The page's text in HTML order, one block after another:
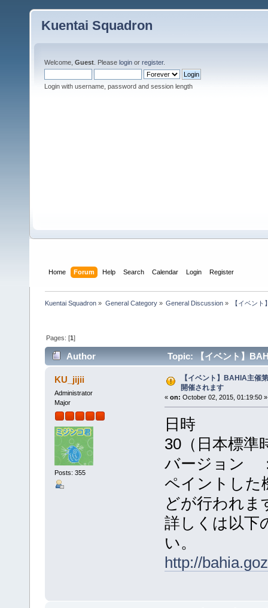
Kuentai Squadron
Welcome, Guest . Please login or register.
Login with username, password and session length
Home Forum Help Search Calendar Login Register
Kuentai Squadron » General Category» General Discussion» 【イベン
Pages: [1]
Author Topic: 【イベント】
KU_jijii
Administrator
Major
Posts: 355
【イベント】BAHIA主催
開催されます
« on: October 02, 2015, 01:19:50 »
日時 ：
30（日本標準
バージョン
ペイントした
どが行われま
詳しくは以下
い。
http://